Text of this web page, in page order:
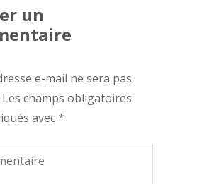
un
e-mail ne sera pas
Les champs obligatoires
avec*